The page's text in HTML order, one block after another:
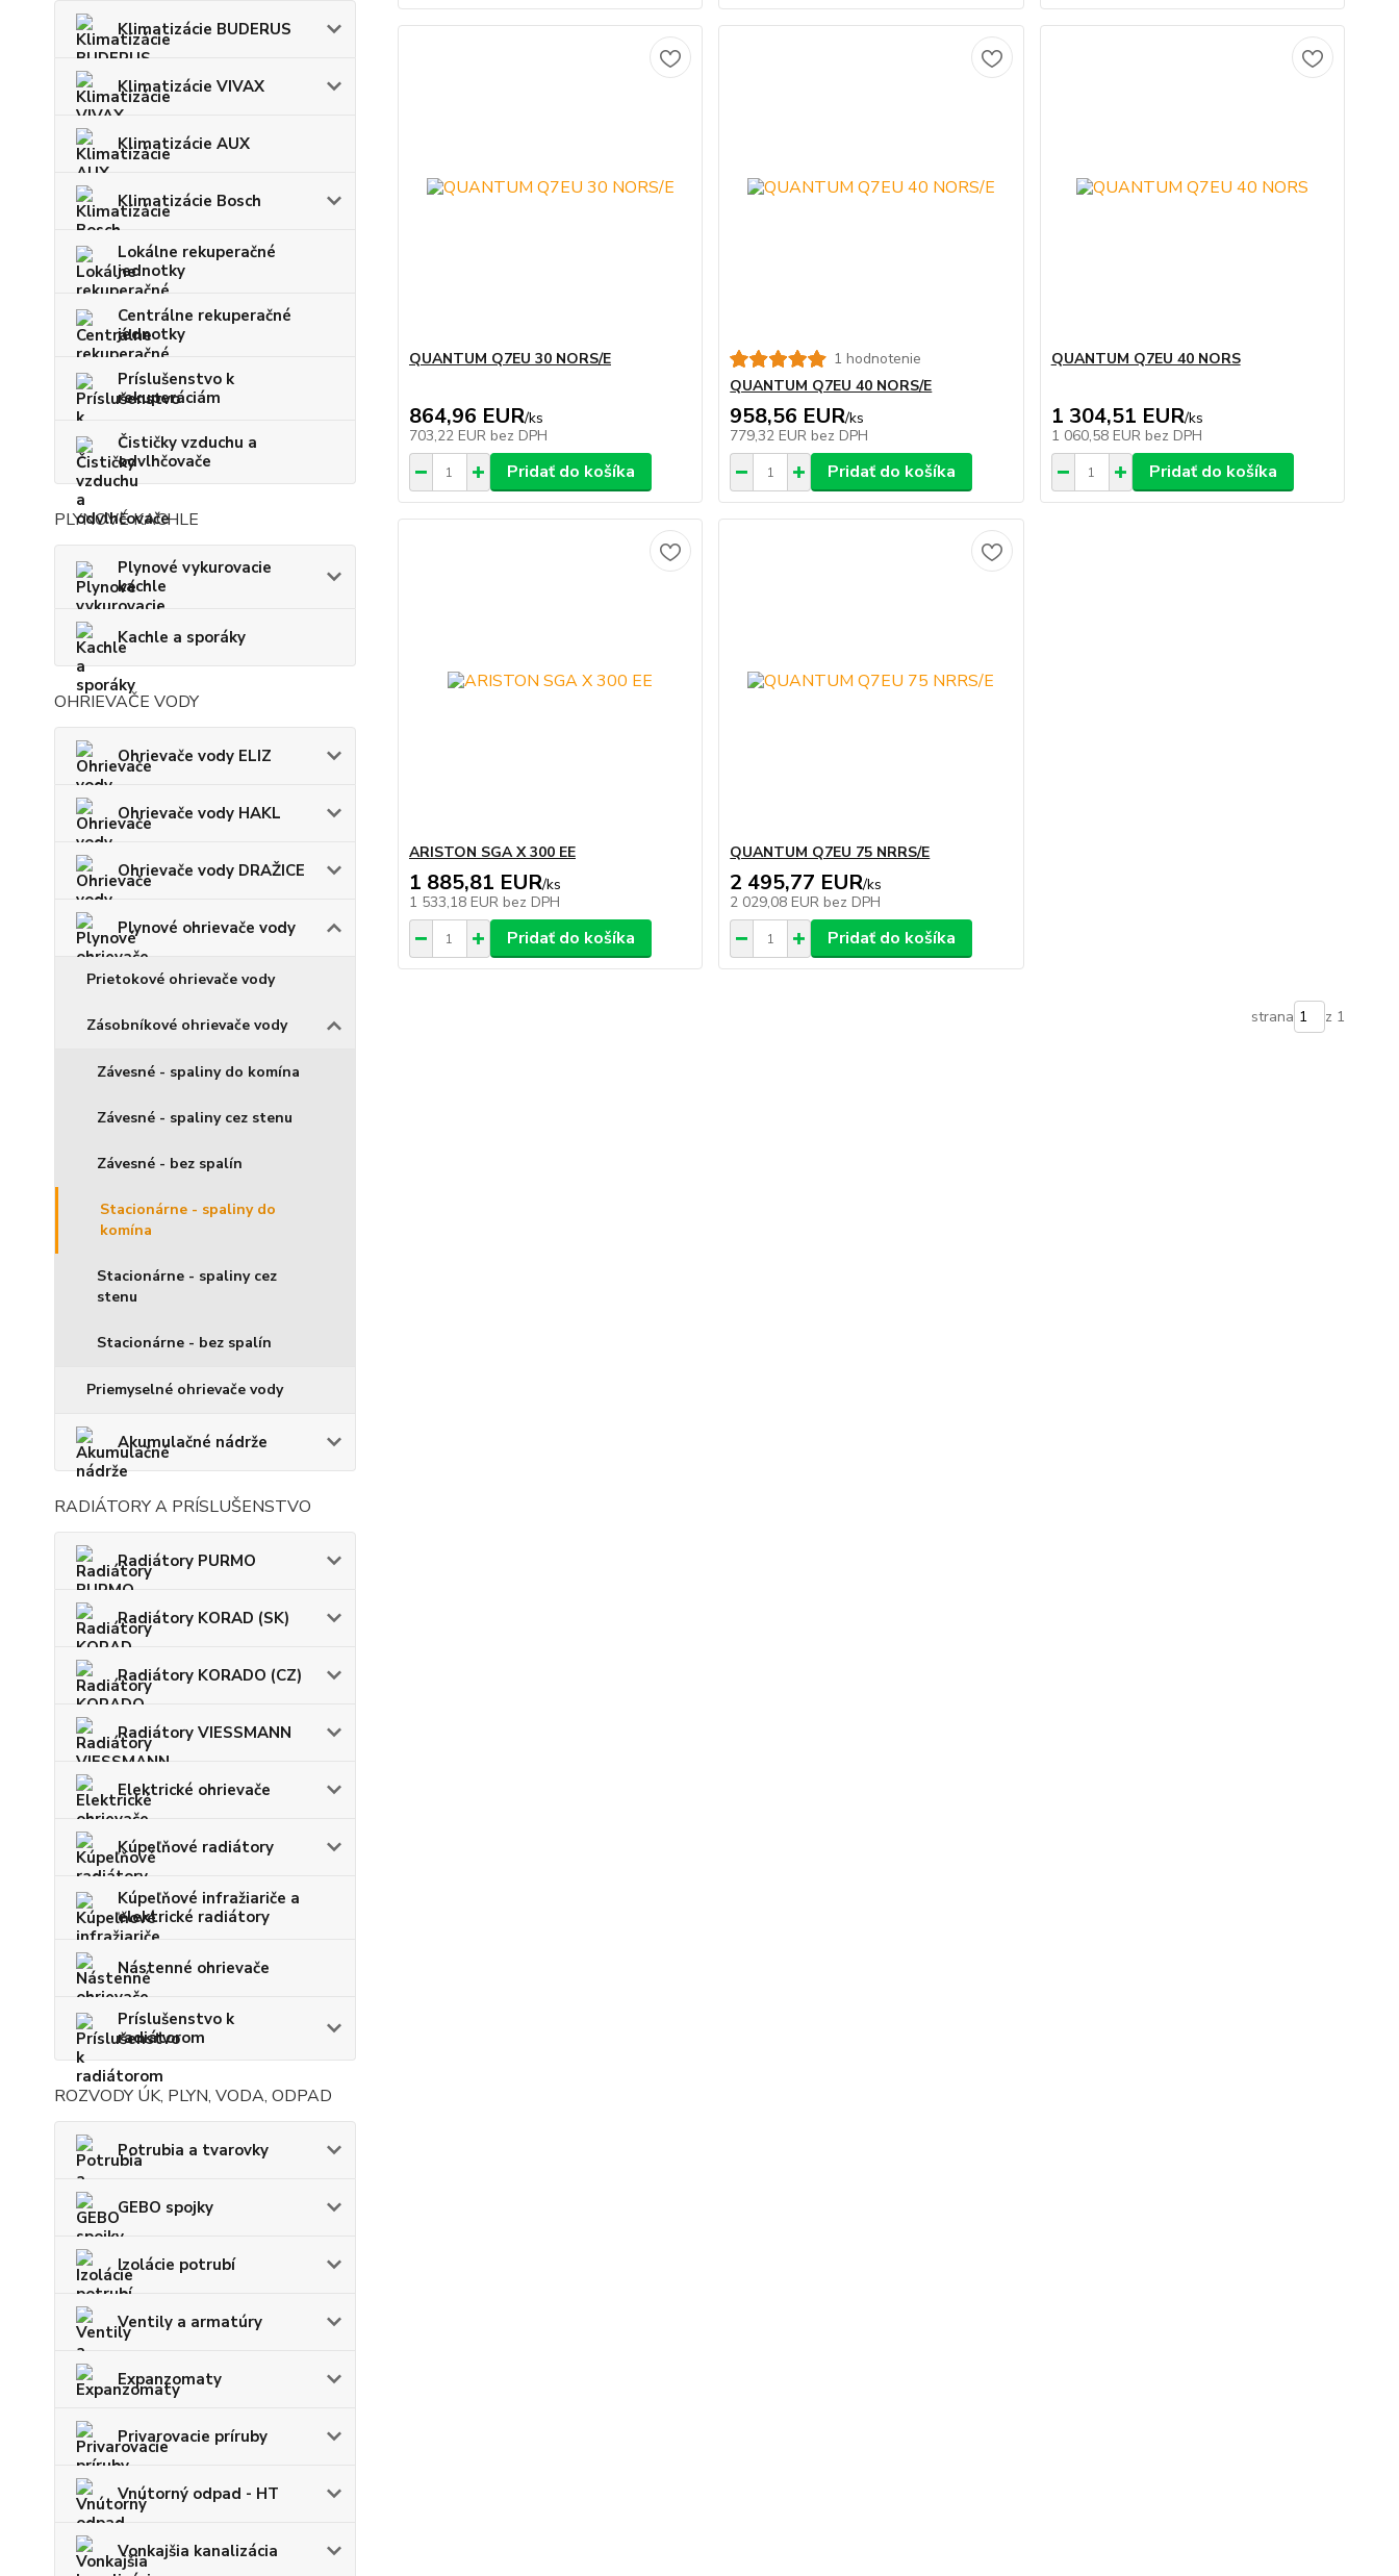
Klimatizácie BUDERUS
Klimatizácie VIVAX
Klimatizácie AUX
Klimatizácie Bosch
Lokálne rekuperačné
jednotky
Centrálne rekuperačné
jednotky
Príslušenstvo k
rekuperáciám
Čističky vzduchu a
odvlhčovače
PLYNOVÉ KACHLE
Plynové vykurovacie
kachle
Kachle a sporáky
OHRIEVAČE VODY
Ohrievače vody ELIZ
Ohrievače vody HAKL
Ohrievače vody DRAŽICE
Plynové ohrievače vody
Prietokové ohrievače vody
Zásobníkové ohrievače vody
Závesné - spaliny do komína
Závesné - spaliny cez stenu
Závesné - bez spalín
Stacionárne - spaliny do
komína
Stacionárne - spaliny cez
stenu
Stacionárne - bez spalín
Priemyselné ohrievače vody
Akumulačné nádrže
RADIÁTORY A PRÍSLUŠENSTVO
Radiátory PURMO
Radiátory KORAD (SK)
Radiátory KORADO (CZ)
Radiátory VIESSMANN
Elektrické ohrievače
Kúpeľňové radiátory
Kúpeľňové infražiariče a
elektrické radiátory
Nástenné ohrievače
Príslušenstvo k
radiátorom
ROZVODY ÚK, PLYN, VODA, ODPAD
Potrubia a tvarovky
GEBO spojky
Izolácie potrubí
Ventily a armatúry
Expanzomaty
Privarovacie príruby
Vnútorný odpad - HT
Vonkajšia kanalizácia
QUANTUM Q7EU 30 NORS/E
864,96 EUR/ks
703,22 EUR bez DPH
Pridať do košíka
1 hodnotenie
QUANTUM Q7EU 40 NORS/E
958,56 EUR/ks
779,32 EUR bez DPH
Pridať do košíka
QUANTUM Q7EU 40 NORS
1 304,51 EUR/ks
1 060,58 EUR bez DPH
Pridať do košíka
ARISTON SGA X 300 EE
1 885,81 EUR/ks
1 533,18 EUR bez DPH
Pridať do košíka
QUANTUM Q7EU 75 NRRS/E
2 495,77 EUR/ks
2 029,08 EUR bez DPH
Pridať do košíka
strana z 1